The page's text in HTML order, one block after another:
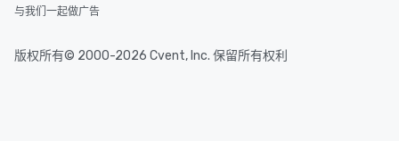
与我们一起做广告
版权所有© 2000-2026 Cvent, Inc. 保留所有权利